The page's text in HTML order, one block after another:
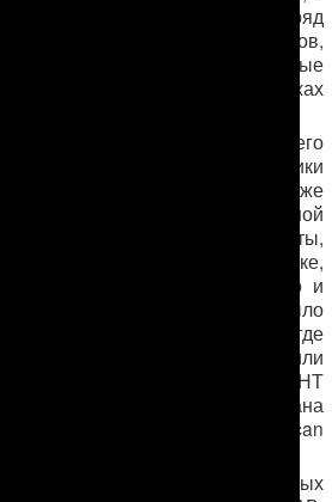
администрировал ряд
программ для студентов,
исследователей, которые
в американских колледжах
представительства IREX и его
студенты, общественники
лица утрачивают также
использования офисной
доступны книги, карты,
и аудиоматериалы об Америке,
сеть, что в условиях дорогого и
в Туркменистане было
те офисные помещения, где
собраться для дискуссии или
занятие, тренинг. Источник АНТ
IREX будет передана
Советов (American
что одна из популярных